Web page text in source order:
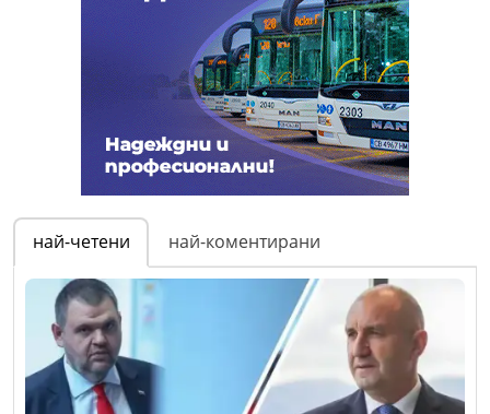
най-четени най-коментирани